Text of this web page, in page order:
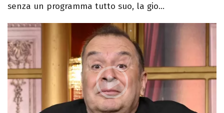
senza un programma tutto suo, la gio...